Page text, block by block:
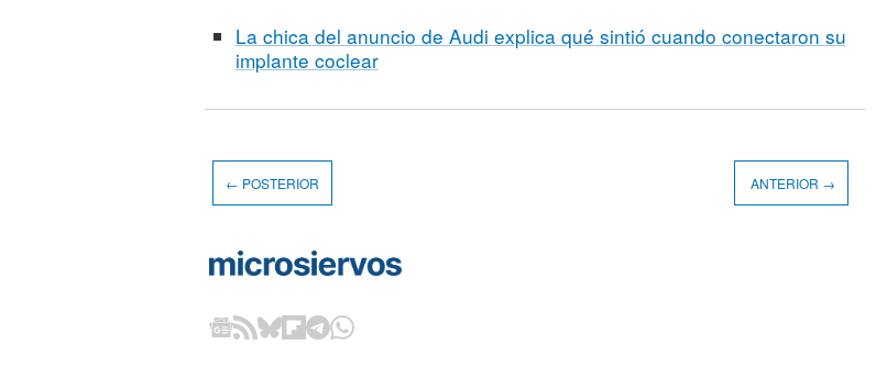
La chica del anuncio de Audi explica qué sintió cuando conectaron su
implante coclear
← POSTERIOR ANTERIOR →